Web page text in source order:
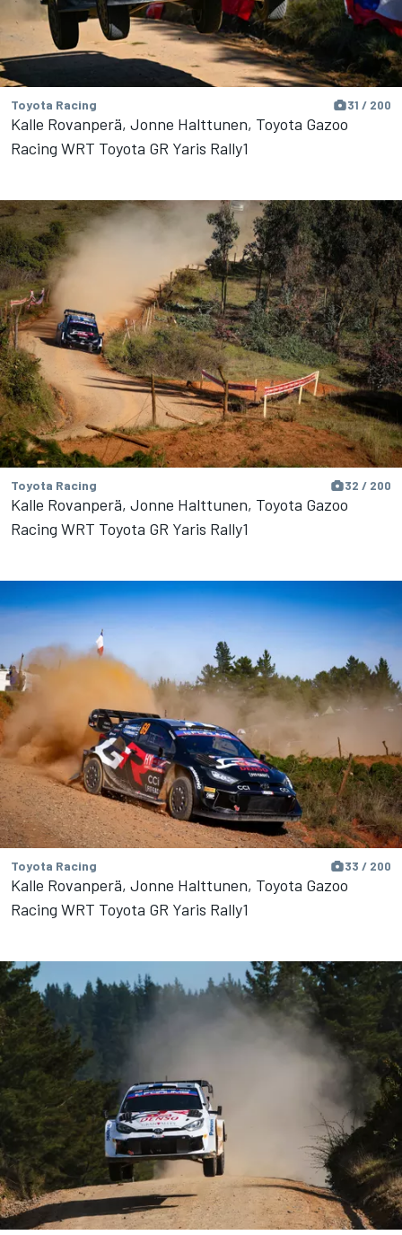
Toyota Racing 31 / 200
Kalle Rovanperä, Jonne Halttunen, Toyota Gazoo
Racing WRT Toyota GR Yaris Rally1
Toyota Racing 32 / 200
Kalle Rovanperä, Jonne Halttunen, Toyota Gazoo
Racing WRT Toyota GR Yaris Rally1
Toyota Racing 33 / 200
Kalle Rovanperä, Jonne Halttunen, Toyota Gazoo
Racing WRT Toyota GR Yaris Rally1